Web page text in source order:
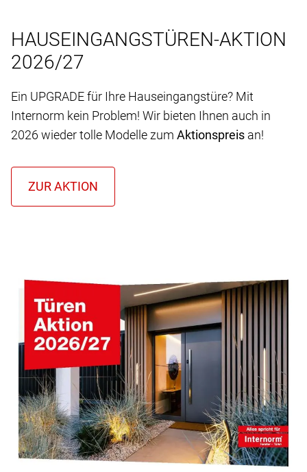
HAUSEINGANGSTÜREN-AKTION
2026/27
Ein UPGRADE für Ihre Hauseingangstüre? Mit
Internorm kein Problem! Wir bieten Ihnen auch in
2026 wieder tolle Modelle zum Aktionspreis an!